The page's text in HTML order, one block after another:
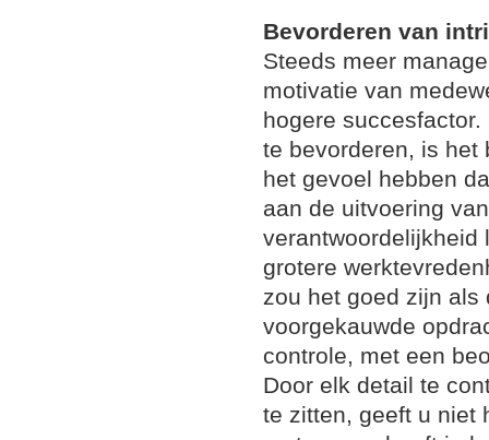
Bevorderen van
Steeds meer
motivatie van
hogere
te bevorderen, is het
het gevoel hebben
aan de uitvoering
verantwoordelijkheid
grotere
zou het goed zijn als
voorgekauwde
controle, met een
Door elk detail te
te zitten, geeft u niet